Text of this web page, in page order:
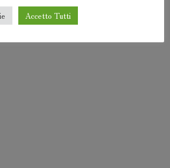
Accetto Tutti